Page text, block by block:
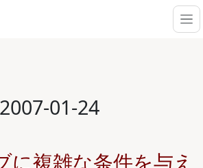
2007-01-24
に複雑な条件を与え